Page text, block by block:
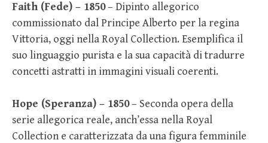
Faith (Fede) – 1850– Dipinto allegorico
commissionato dal Principe Alberto per la regina
Vittoria, oggi nella Royal Collection. Esemplifica il
suo linguaggio purista e la sua capacità di tradurre
concetti astratti in immagini visuali coerenti.
Hope (Speranza) – 1850– Seconda opera della
serie allegorica reale, anch’essa nella Royal
Collection e caratterizzata da una figura femminile